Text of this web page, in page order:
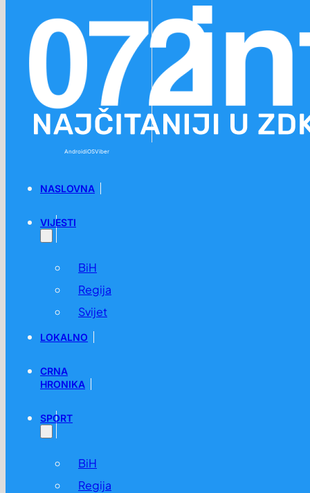
AndroidiOSViber
NASLOVNA
VIJESTI
BiH
Regija
Svijet
LOKALNO
CRNA
HRONIKA
SPORT
BiH
Regija